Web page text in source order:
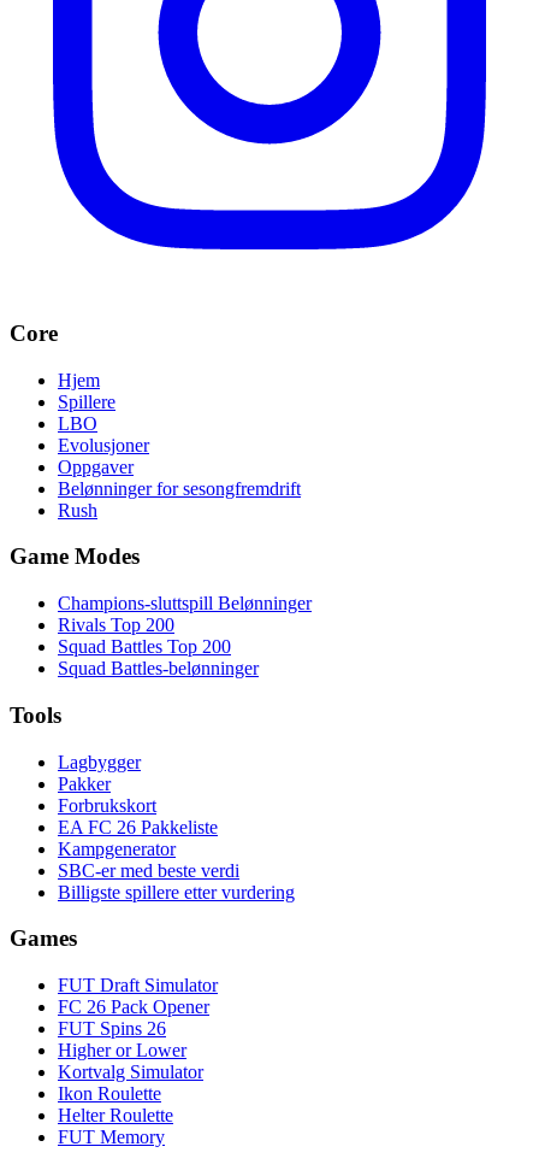
Core
Hjem
Spillere
LBO
Evolusjoner
Oppgaver
Belønninger for sesongfremdrift
Rush
Game Modes
Champions-sluttspill Belønninger
Rivals Top 200
Squad Battles Top 200
Squad Battles-belønninger
Tools
Lagbygger
Pakker
Forbrukskort
EA FC 26 Pakkeliste
Kampgenerator
SBC-er med beste verdi
Billigste spillere etter vurdering
Games
FUT Draft Simulator
FC 26 Pack Opener
FUT Spins 26
Higher or Lower
Kortvalg Simulator
Ikon Roulette
Helter Roulette
FUT Memory